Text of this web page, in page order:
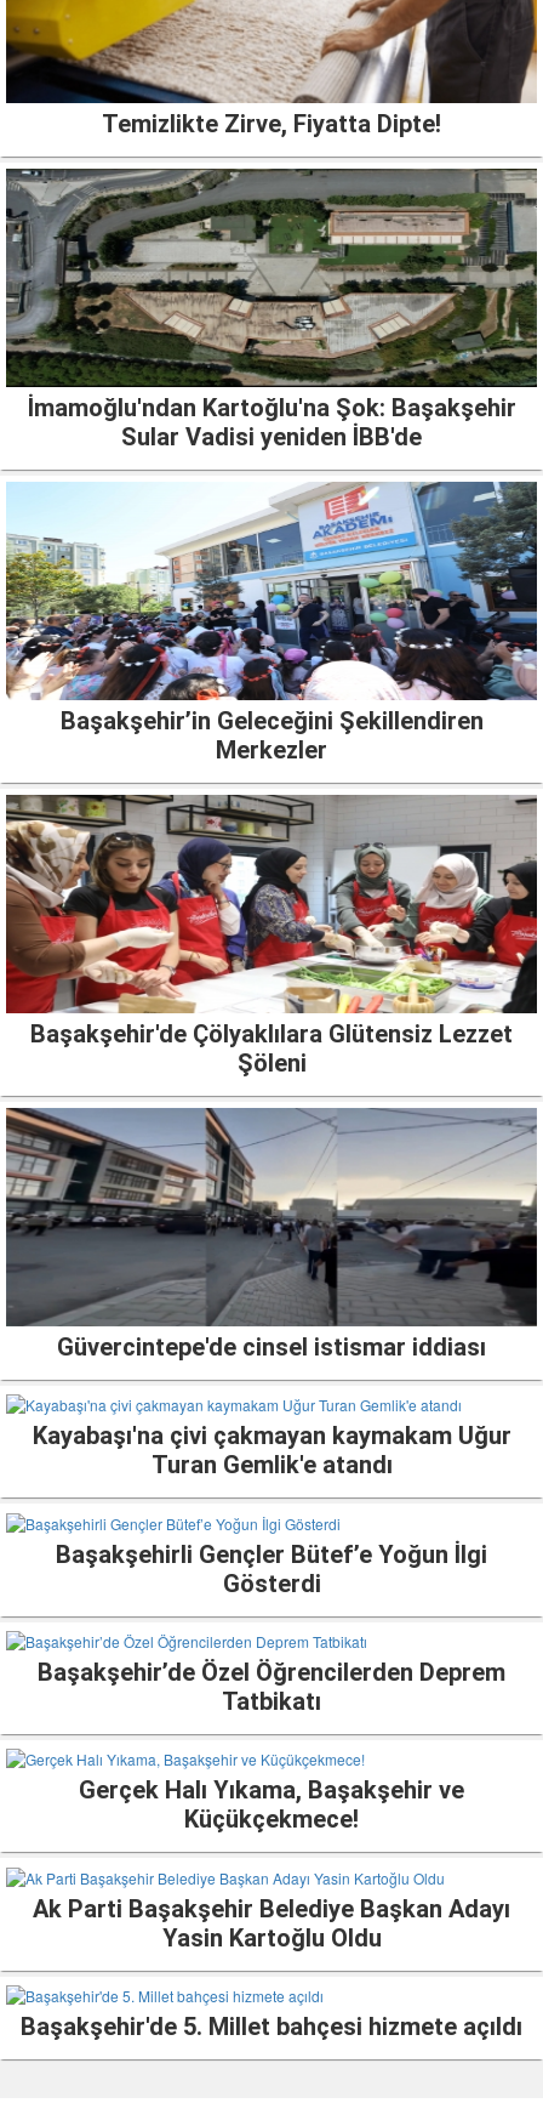
Temizlikte Zirve, Fiyatta Dipte!
İmamoğlu'ndan Kartoğlu'na Şok: Başakşehir
Sular Vadisi yeniden İBB'de
Başakşehir’in Geleceğini Şekillendiren
Merkezler
Başakşehir'de Çölyaklılara Glütensiz Lezzet
Şöleni
Güvercintepe'de cinsel istismar iddiası
Kayabaşı'na çivi çakmayan kaymakam Uğur
Turan Gemlik'e atandı
Başakşehirli Gençler Bütef’e Yoğun İlgi
Gösterdi
Başakşehir’de Özel Öğrencilerden Deprem
Tatbikatı
Gerçek Halı Yıkama, Başakşehir ve
Küçükçekmece!
Ak Parti Başakşehir Belediye Başkan Adayı
Yasin Kartoğlu Oldu
Başakşehir'de 5. Millet bahçesi hizmete açıldı